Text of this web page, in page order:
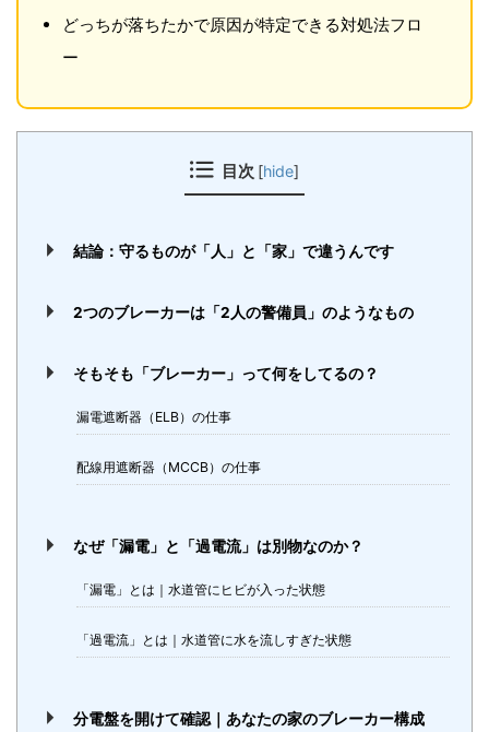
どっちが落ちたかで原因が特定できる対処法フロ
ー
目次 [hide]
結論：守るものが「人」と「家」で違うんです
2つのブレーカーは「2人の警備員」のようなもの
そもそも「ブレーカー」って何をしてるの？
漏電遮断器（ELB）の仕事
配線用遮断器（MCCB）の仕事
なぜ「漏電」と「過電流」は別物なのか？
「漏電」とは｜水道管にヒビが入った状態
「過電流」とは｜水道管に水を流しすぎた状態
分電盤を開けて確認｜あなたの家のブレーカー構成